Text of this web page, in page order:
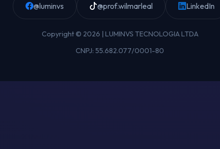
@luminvs @prof.wilmarleal LinkedIn
Copyright © 2026 | LUMINVS TECNOLOGIA LTDA
CNPJ: 55.682.077/0001-80